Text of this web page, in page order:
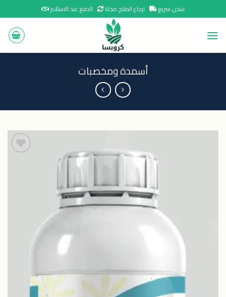
to
content
شحن سريع ارجاع المنتج مجانا الدفع عند الاستلام
أسمدة ومخصبات